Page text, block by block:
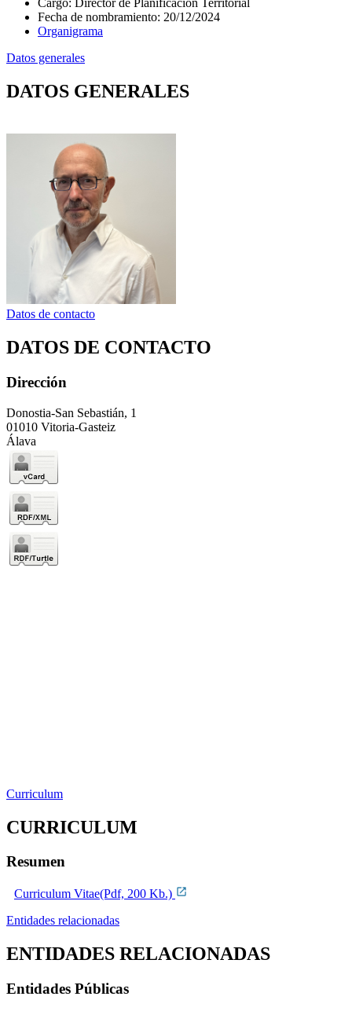
Cargo:
Director de Planificación Territorial
Fecha de nombramiento: 20/12/2024
Organigrama
Datos generales
DATOS GENERALES
Datos de contacto
DATOS DE CONTACTO
Dirección
Donostia-San Sebastián, 1
01010 Vitoria-Gasteiz
Álava
Curriculum
CURRICULUM
Resumen
Curriculum Vitae(Pdf, 200 Kb.)
Entidades relacionadas
ENTIDADES RELACIONADAS
Entidades Públicas